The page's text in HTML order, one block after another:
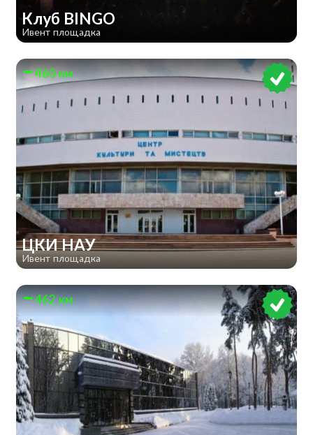
Клуб BINGO
Ивент площадка
460 км
ЦКИ НАУ
Ивент площадка
462 км